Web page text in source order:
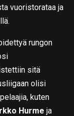
vuoristorataa ja
rungon
sitä
olisi
kuten
Hurme ja